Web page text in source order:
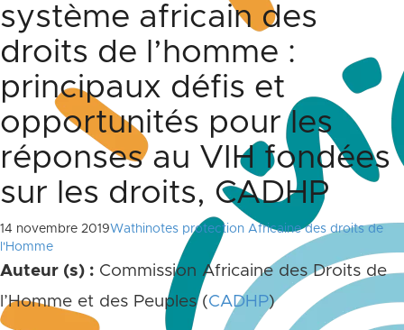
système africain des
droits de l’homme :
principaux défis et
opportunités pour les
réponses au VIH fondées
sur les droits, CADHP
14 novembre 2019Wathinotes protection Africaine des droits de
l'Homme
Auteur (s) : Commission Africaine des Droits de
l’Homme et des Peuples (CADHP)